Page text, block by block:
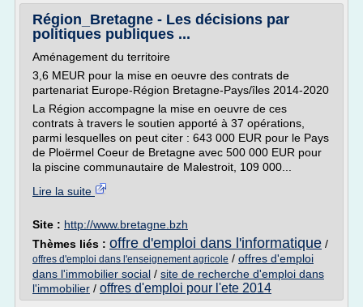
Région_Bretagne - Les décisions par
politiques publiques ...
Aménagement du territoire
3,6 MEUR pour la mise en oeuvre des contrats de
partenariat Europe-Région Bretagne-Pays/îles 2014-2020
La Région accompagne la mise en oeuvre de ces
contrats à travers le soutien apporté à 37 opérations,
parmi lesquelles on peut citer : 643 000 EUR pour le Pays
de Ploërmel Coeur de Bretagne avec 500 000 EUR pour
la piscine communautaire de Malestroit, 109 000...
Lire la suite
Site : http://www.bretagne.bzh
Thèmes liés : offre d'emploi dans l'informatique /
offres d'emploi dans l'enseignement agricole / offres d'emploi
dans l'immobilier social / site de recherche d'emploi dans
l'immobilier / offres d'emploi pour l'ete 2014